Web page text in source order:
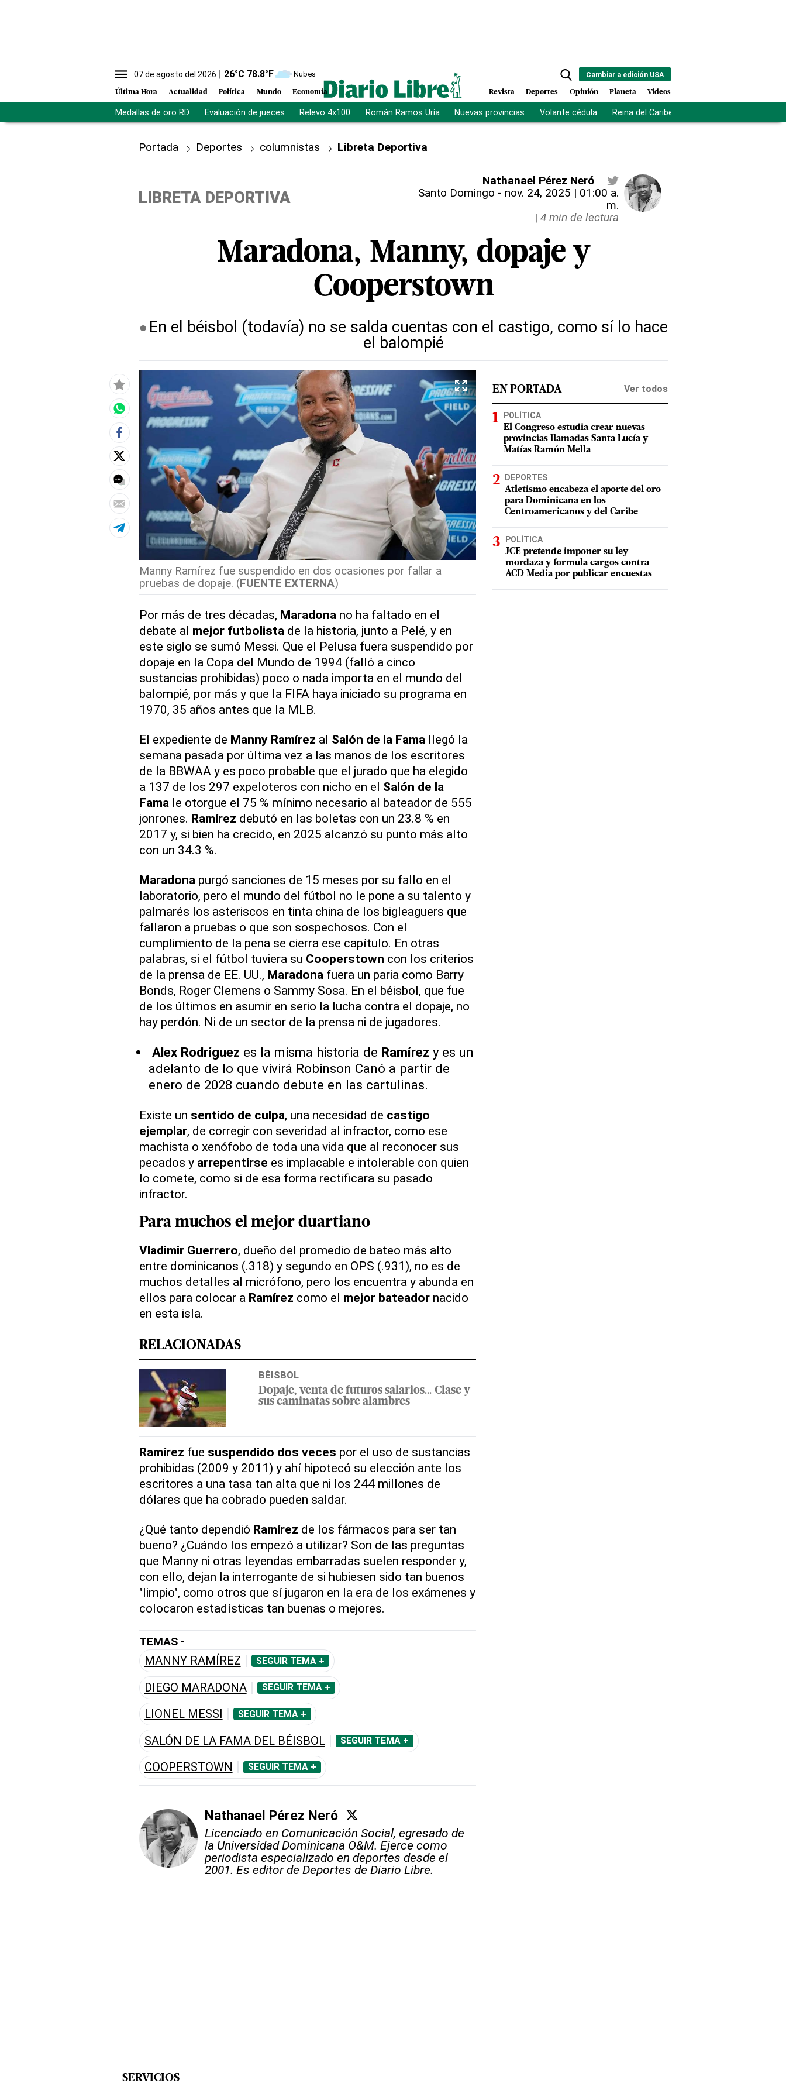
07 de agosto del 2026 26°C 78.8°F Nubes
Última Hora Actualidad Política Mundo Economía
Cambiar a edición USA
Revista Deportes Opinión Planeta Videos
Medallas de oro RD Evaluación de jueces Relevo 4x100 Román Ramos Uría Nuevas provincias Volante cédula Reina del Caribe
Portada Deportes columnistas Libreta Deportiva
LIBRETA DEPORTIVA
Nathanael Pérez Neró
Santo Domingo - nov. 24, 2025 | 01:00 a.
m.
| 4 min de lectura
Maradona, Manny, dopaje y
Cooperstown
En el béisbol (todavía) no se salda cuentas con el castigo, como sí lo hace
el balompié
Manny Ramírez fue suspendido en dos ocasiones por fallar a
pruebas de dopaje. (FUENTE EXTERNA)
Por más de tres décadas, Maradonano ha faltado en el
debate al mejor futbolistade la historia, junto a Pelé, y en
este siglo se sumó Messi. Que el Pelusa fuera suspendido por
dopaje en la Copa del Mundo de 1994 (falló a cinco
sustancias prohibidas) poco o nada importa en el mundo del
balompié, por más y que la FIFA haya iniciado su programa en
1970, 35 años antes que la MLB.
El expediente de Manny Ramírez al Salón de la Famallegó la
semana pasada por última vez a las manos de los escritores
de la BBWAA y es poco probable que el jurado que ha elegido
a 137 de los 297 expeloteros con nicho en el Salón de la
Famale otorgue el 75 % mínimo necesario al bateador de 555
jonrones. Ramírez debutó en las boletas con un 23.8 % en
2017 y, si bien ha crecido, en 2025 alcanzó su punto más alto
con un 34.3 %.
Maradonapurgó sanciones de 15 meses por su fallo en el
laboratorio, pero el mundo del fútbol no le pone a su talento y
palmarés los asteriscos en tinta china de los bigleaguers que
fallaron a pruebas o que son sospechosos. Con el
cumplimiento de la pena se cierra ese capítulo. En otras
palabras, si el fútbol tuviera su Cooperstown con los criterios
de la prensa de EE. UU., Maradonafuera un paria como Barry
Bonds, Roger Clemens o Sammy Sosa. En el béisbol, que fue
de los últimos en asumir en serio la lucha contra el dopaje, no
hay perdón. Ni de un sector de la prensa ni de jugadores.
Alex Rodríguez es la misma historia de Ramírez y es un
adelanto de lo que vivirá Robinson Canó a partir de
enero de 2028 cuando debute en las cartulinas.
Existe un sentido de culpa, una necesidad de castigo
ejemplar, de corregir con severidad al infractor, como ese
machista o xenófobo de toda una vida que al reconocer sus
pecados y arrepentirse es implacable e intolerable con quien
lo comete, como si de esa forma rectificara su pasado
infractor.
Para muchos el mejor duartiano
Vladimir Guerrero, dueño del promedio de bateo más alto
entre dominicanos (.318) y segundo en OPS (.931), no es de
muchos detalles al micrófono, pero los encuentra y abunda en
ellos para colocar a Ramírez como el mejor bateadornacido
en esta isla.
RELACIONADAS
BÉISBOL
Dopaje, venta de futuros salarios... Clase y
sus caminatas sobre alambres
Ramírez fue suspendido dos veces por el uso de sustancias
prohibidas (2009 y 2011) y ahí hipotecó su elección ante los
escritores a una tasa tan alta que ni los 244 millones de
dólares que ha cobrado pueden saldar.
¿Qué tanto dependió Ramírez de los fármacos para ser tan
bueno? ¿Cuándo los empezó a utilizar? Son de las preguntas
que Manny ni otras leyendas embarradas suelen responder y,
con ello, dejan la interrogante de si hubiesen sido tan buenos
"limpio", como otros que sí jugaron en la era de los exámenes y
colocaron estadísticas tan buenas o mejores.
TEMAS -
MANNY RAMÍREZ SEGUIR TEMA +
DIEGO MARADONA SEGUIR TEMA +
LIONEL MESSI SEGUIR TEMA +
SALÓN DE LA FAMA DEL BÉISBOL SEGUIR TEMA +
COOPERSTOWN SEGUIR TEMA +
Nathanael Pérez Neró
Licenciado en Comunicación Social, egresado de
la Universidad Dominicana O&M. Ejerce como
periodista especializado en deportes desde el
2001. Es editor de Deportes de Diario Libre.
EN PORTADA Ver todos
POLÍTICA
El Congreso estudia crear nuevas
provincias llamadas Santa Lucía y
Matías Ramón Mella
DEPORTES
Atletismo encabeza el aporte del oro
para Dominicana en los
Centroamericanos y del Caribe
POLÍTICA
JCE pretende imponer su ley
mordaza y formula cargos contra
ACD Media por publicar encuestas
SERVICIOS